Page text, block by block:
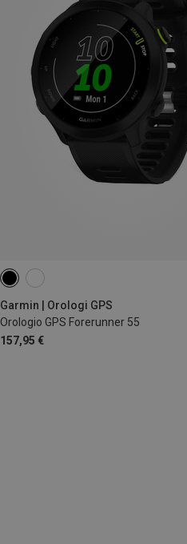
Garmin | Orologi GPS
Orologio GPS Forerunner 55
157,95 €